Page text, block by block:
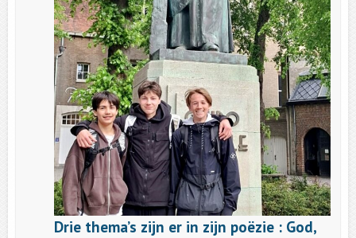
Drie thema’s zijn er in zijn poëzie : God,